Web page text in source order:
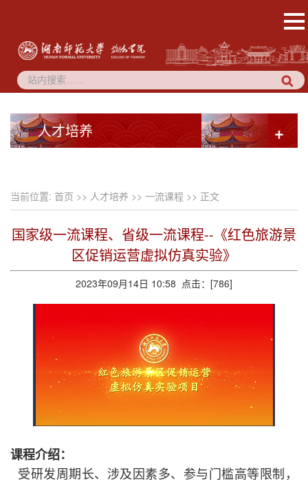
人才培养 +
当前位置: 首页 >> 人才培养 >> 一流课程 >> 正文
国家级一流课程、省级一流课程--《红色旅游景
区促销运营虚拟仿真实验》
2023年09月14日 10:58 点击：[786]
课程介绍：
受研发周期长、涉及因素多、参与门槛高等限制，